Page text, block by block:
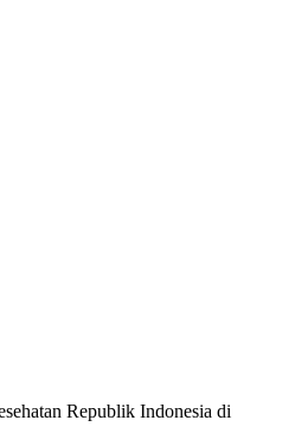
Republik Indonesia di